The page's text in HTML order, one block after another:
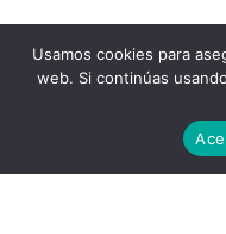
Usamos cookies para
web. Si continúas